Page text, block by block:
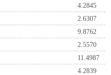
4.2845
2.6307
9.8762
2.5570
11.4987
4.2839